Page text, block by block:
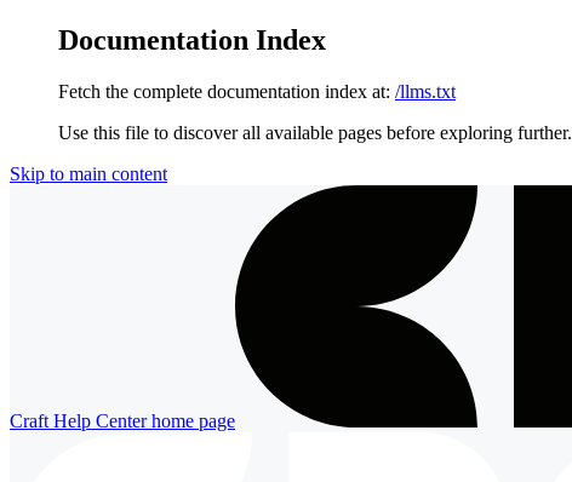
Documentation Index
Fetch the complete documentation index at: /llms.txt
Use this file to discover all available pages before exploring further.
Skip to main content
Craft Help Centerhome page